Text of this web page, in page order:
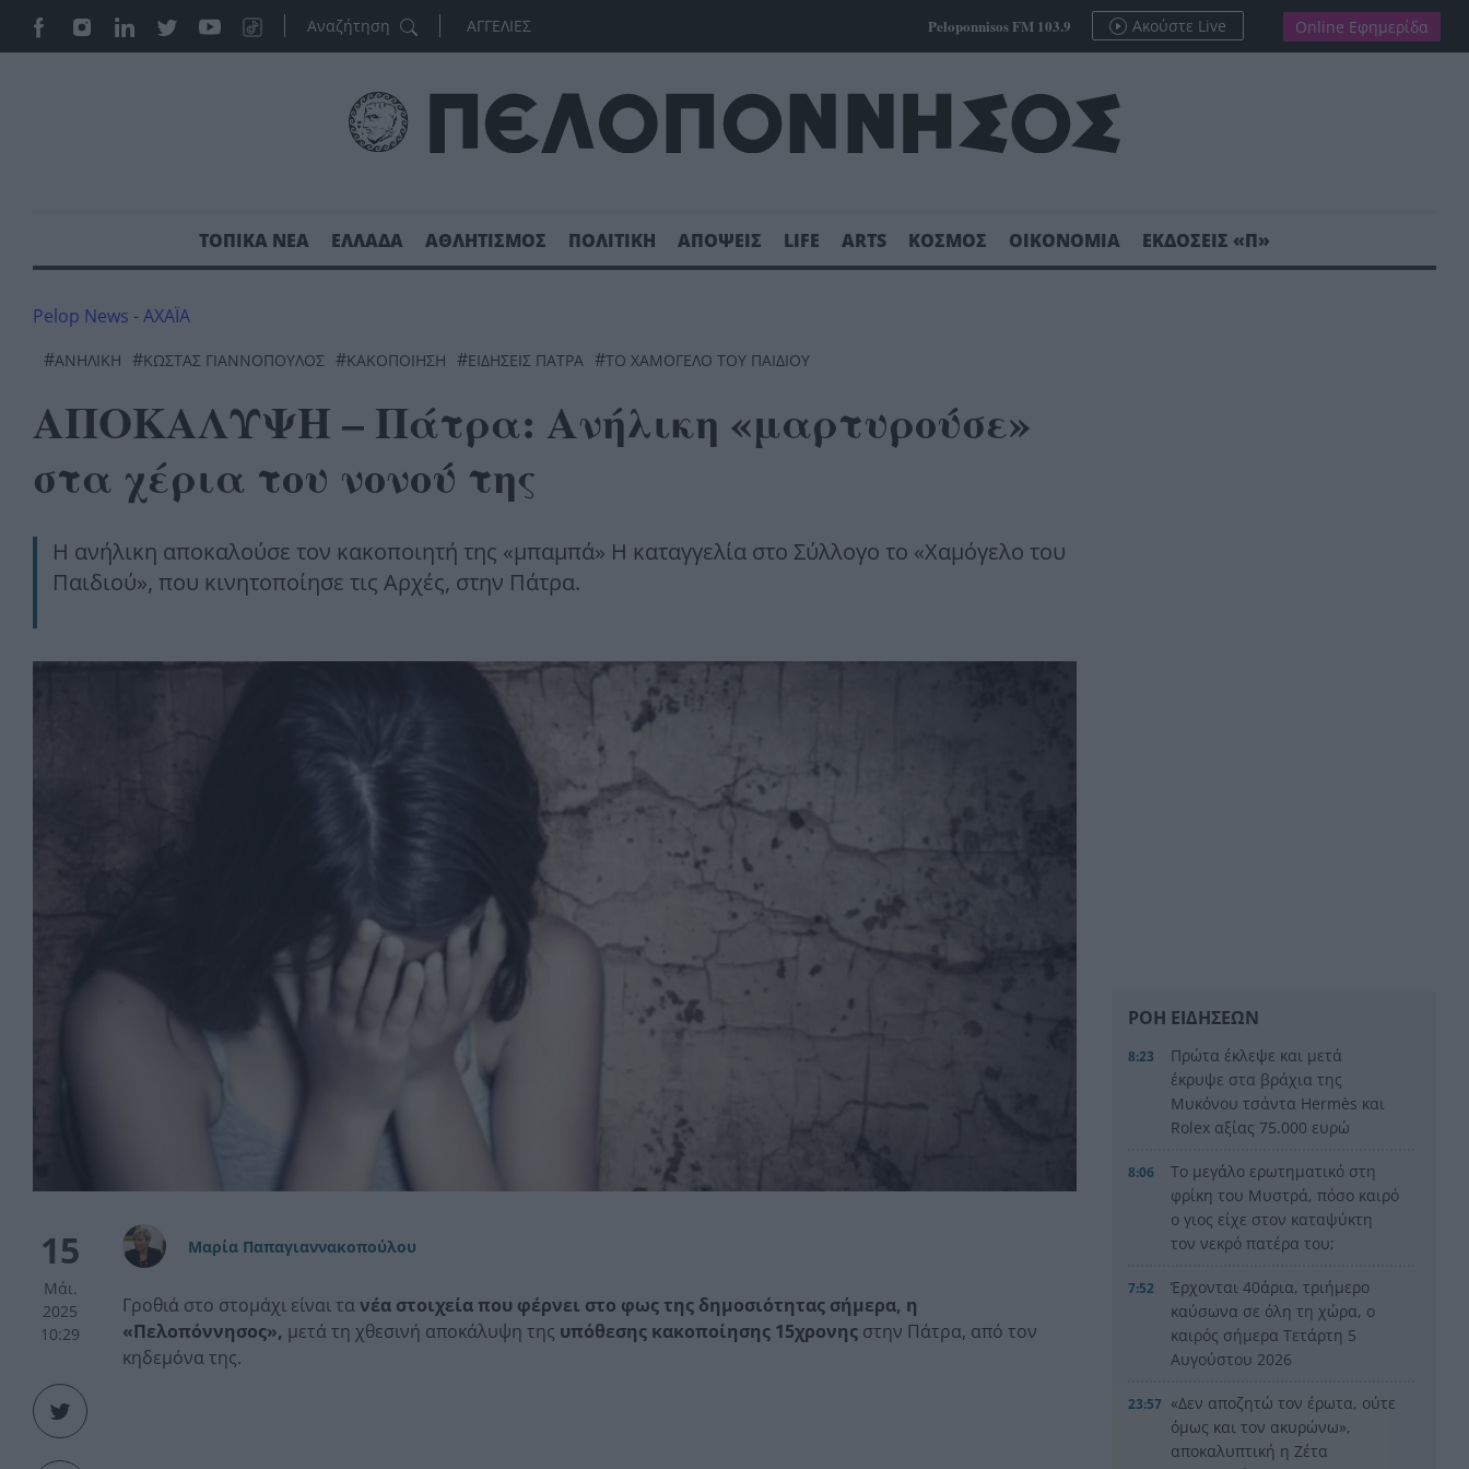
ΑΓΓΕΛΙΕΣ Peloponnisos FM 103.9 Ακούστε Live Online Εφημερίδα
ΤΟΠΙΚΑ ΝΕΑ ΕΛΛΑΔΑ ΑΘΛΗΤΙΣΜΟΣ ΠΟΛΙΤΙΚΗ ΑΠΟΨΕΙΣ LIFE ARTS ΚΟΣΜΟΣ ΟΙΚΟΝΟΜΙΑ ΕΚΔΟΣΕΙΣ «Π»
Pelop News -ΑΧΑΪΑ
#ΑΝΉΛΙΚΗ #ΚΏΣΤΑΣ ΓΙΑΝΝΌΠΟΥΛΟΣ #ΚΑΚΟΠΟΙΗΣΗ #ΕΙΔΗΣΕΙΣ ΠΑΤΡΑ #ΤΟ ΧΑΜΟΓΕΛΟ ΤΟΥ ΠΑΙΔΙΟΥ
ΑΠΟΚΑΛΥΨΗ – Πάτρα: Ανήλικη «μαρτυρούσε»
στα χέρια του νονού της
Η ανήλικη αποκαλούσε τον κακοποιητή της «μπαμπά» Η καταγγελία στο Σύλλογο το «Χαμόγελο του
Παιδιού», που κινητοποίησε τις Αρχές, στην Πάτρα.
15
Μάι.
2025
10:29
Μαρία Παπαγιαννακοπούλου
Γροθιά στο στομάχι είναι τανέα στοιχεία που φέρνει στο φως της δημοσιότητας σήμερα, η
«Πελοπόννησος», μετά τη χθεσινή αποκάλυψη της υπόθεσης κακοποίησης 15χρονης στην Πάτρα, από τον
κηδεμόνα της.
ΡΟΗ ΕΙΔΗΣΕΩΝ
8:23
Πρώτα έκλεψε και μετά
έκρυψε στα βράχια της
Μυκόνου τσάντα Hermès και
Rolex αξίας 75.000 ευρώ
8:06
Το μεγάλο ερωτηματικό στη
φρίκη του Μυστρά, πόσο καιρό
ο γιος είχε στον καταψύκτη
τον νεκρό πατέρα του;
7:52
Έρχονται 40άρια, τριήμερο
καύσωνα σε όλη τη χώρα, ο
καιρός σήμερα Τετάρτη 5
Αυγούστου 2026
23:57 «Δεν αποζητώ τον έρωτα, ούτε
όμως και τον ακυρώνω»,
αποκαλυπτική η Ζέτα